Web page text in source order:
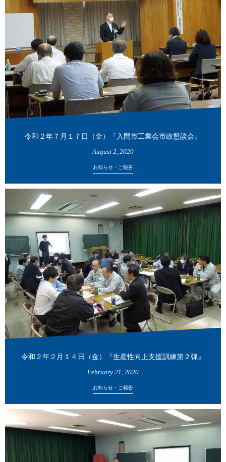
令和２年７月１７日（金）『入間市工業会市政懇談会』
August 2 2020
お知らせ・ご報告
令和２年２月１４日（金）『生産性向上支援訓練第２弾』
February 21 , 2020
お知らせ・ご報告